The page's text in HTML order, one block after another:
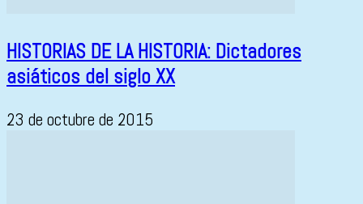
HISTORIAS DE LA HISTORIA: Dictadores
asiáticos del siglo XX
23 de octubre de 2015